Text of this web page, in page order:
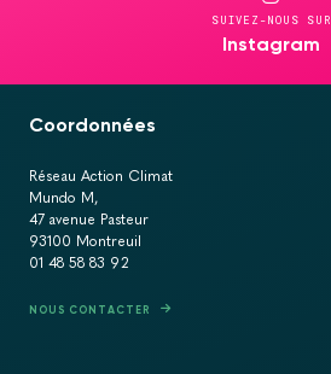
SUIVEZ-NOUS SUR
Instagram
Coordonnées
Réseau Action Climat
Mundo M,
47 avenue Pasteur
93100 Montreuil
01 48 58 83 92
NOUS CONTACTER